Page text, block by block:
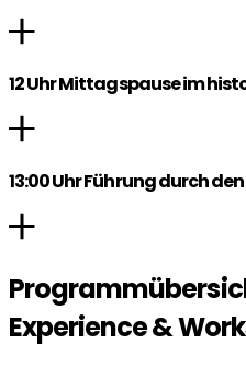
12 Uhr Mittagspause im
13:00 Uhr Führung durch
Experience &